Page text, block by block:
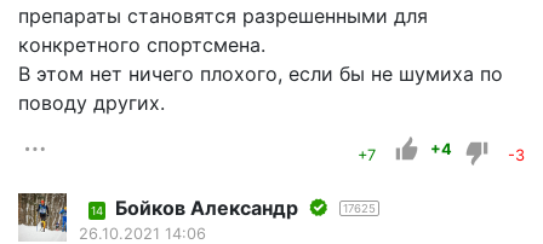
препараты становятся разрешенными для
конкретного спортсмена.
В этом нет ничего плохого, если бы не шумиха по
поводу других.
+7 +4 -3
14 Бойков Александр 17625
26.10.2021 14:06